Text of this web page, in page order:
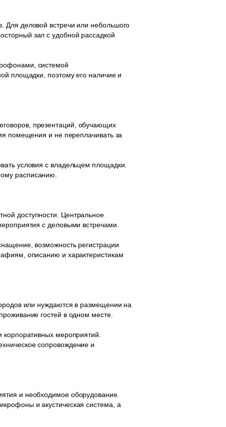
Для деловой встречи или небольшого
зал с удобной рассадкой
системой
площадки, поэтому его наличие и
презентаций, обучающих
помещения и не переплачивать за
условия с владельцем площадки.
расписанию.
доступности. Центральное
с деловыми встречами.
возможность регистрации
описанию и характеристикам
или нуждаются в размещении на
гостей в одном месте.
мероприятий.
сопровождение и
и необходимое оборудование.
и акустическая система, а